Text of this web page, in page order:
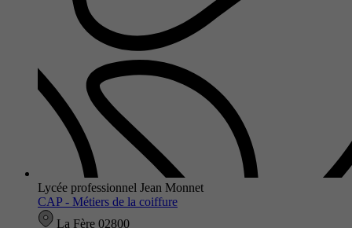
Lycée professionnel Jean Monnet
CAP - Métiers de la coiffure
La Fère 02800